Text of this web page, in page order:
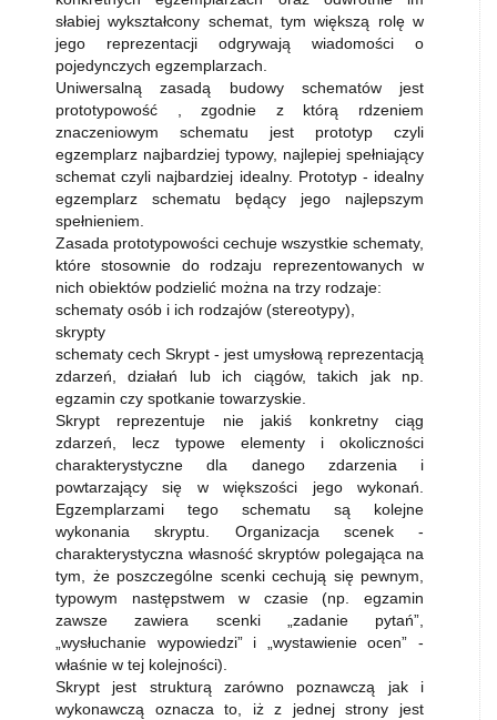
słabiej wykształcony schemat, tym większą rolę w
jego reprezentacji odgrywają wiadomości o
pojedynczych egzemplarzach.
Uniwersalną zasadą budowy schematów jest
prototypowość , zgodnie z którą rdzeniem
znaczeniowym schematu jest prototyp czyli
egzemplarz najbardziej typowy, najlepiej spełniający
schemat czyli najbardziej idealny. Prototyp - idealny
egzemplarz schematu będący jego najlepszym
spełnieniem.
Zasada prototypowości cechuje wszystkie schematy,
które stosownie do rodzaju reprezentowanych w
nich obiektów podzielić można na trzy rodzaje:
schematy osób i ich rodzajów (stereotypy),
skrypty
schematy cech Skrypt - jest umysłową reprezentacją
zdarzeń, działań lub ich ciągów, takich jak np.
egzamin czy spotkanie towarzyskie.
Skrypt reprezentuje nie jakiś konkretny ciąg
zdarzeń, lecz typowe elementy i okoliczności
charakterystyczne dla danego zdarzenia i
powtarzający się w większości jego wykonań.
Egzemplarzami tego schematu są kolejne
wykonania skryptu. Organizacja scenek -
charakterystyczna własność skryptów polegająca na
tym, że poszczególne scenki cechują się pewnym,
typowym następstwem w czasie (np. egzamin
zawsze zawiera scenki „zadanie pytań”,
„wysłuchanie wypowiedzi” i „wystawienie ocen” -
właśnie w tej kolejności).
Skrypt jest strukturą zarówno poznawczą jak i
wykonawczą oznacza to, iż z jednej strony jest